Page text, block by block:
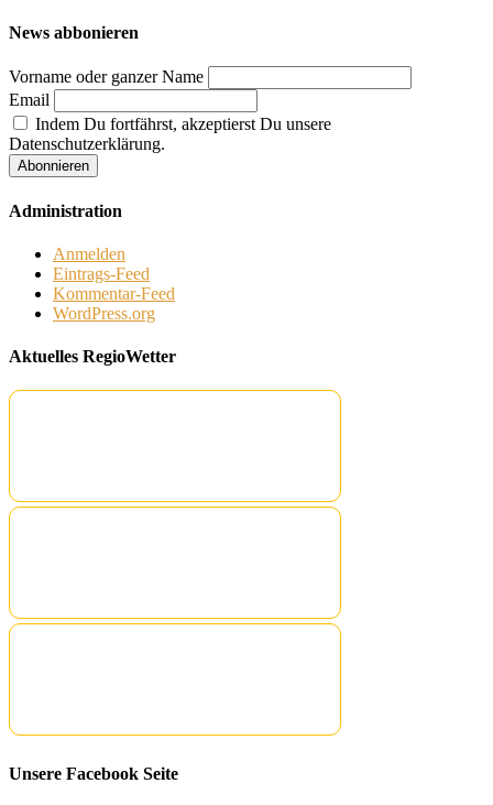
News abbonieren
Vorname oder ganzer Name
Email
Indem Du fortfährst, akzeptierst Du unsere
Datenschutzerklärung.
Administration
Anmelden
Eintrags-Feed
Kommentar-Feed
WordPress.org
Aktuelles RegioWetter
Unsere Facebook Seite